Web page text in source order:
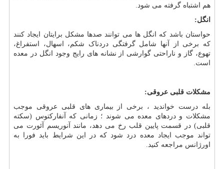
هم اشتباه گرفته می شود.
انگل:
حواستان باشد که انگل ها می توانند صدها مشکل برایتان ایجاد کنند
که برخی از آنها شامل گرفتگی دردناک شکم، اسهال، استفراغ،
تهوع، گاز و ناراحتی گوارشی از نشانه های رایج وجود انگل در معده
است.
مشکلات قلبی عروقی:
بله درست خواندید ، برخی از بیماری های قلبی عروقی موجب
مشکلات و دردهای معده می شوند ؛ زمانی که آنفارکتوس (سکته
قلبی) در قسمت پایین قلب رخ می دهد، مانند آنوریسم آئورت می
تواند موجب ایجاد معده درد شود که در این شرایط باید فورا به
اورژانس مراجعه کنید.